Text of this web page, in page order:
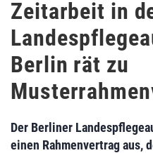
Zeitarbeit in
Berlin rät zu
Der Berliner
einen Rahmenvertrag aus,